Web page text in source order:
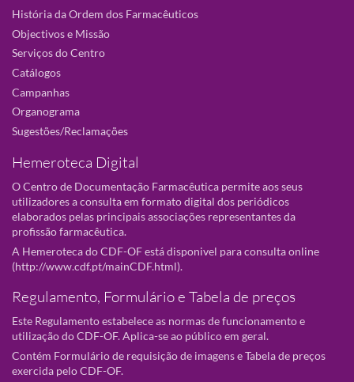
História da Ordem dos Farmacêuticos
Objectivos e Missão
Serviços do Centro
Catálogos
Campanhas
Organograma
Sugestões/Reclamações
Hemeroteca Digital
O Centro de Documentação Farmacêutica permite aos seus
utilizadores a consulta em formato digital dos periódicos
elaborados pelas principais associações representantes da
profissão farmacêutica.
A Hemeroteca do CDF-OF está disponivel para consulta online
(http://www.cdf.pt/mainCDF.html).
Regulamento, Formulário e Tabela de preços
Este Regulamento estabelece as normas de funcionamento e
utilização do CDF-OF. Aplica-se ao público em geral.
Contém Formulário de requisição de imagens e Tabela de preços
exercida pelo CDF-OF.